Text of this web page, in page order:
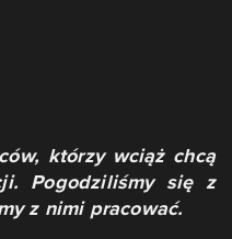
którzy wciąż chcą
Pogodziliśmy się z
z nimi pracować.